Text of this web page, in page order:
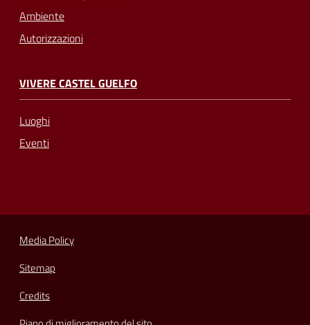
Ambiente
Autorizzazioni
VIVERE CASTEL GUELFO
Luoghi
Eventi
Media Policy
Sitemap
Credits